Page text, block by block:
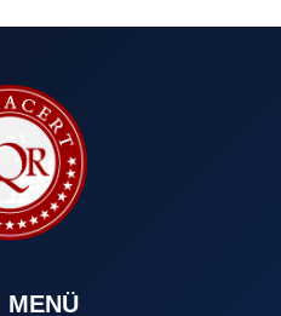
MENÜ